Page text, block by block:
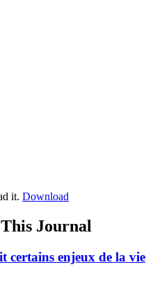
it. Download
Journal
certains enjeux de la vie